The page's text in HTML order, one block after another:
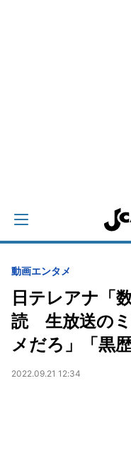
動画エンタメ
日テレアナ「
読 生放送の
メだろ」「黒
2022.09.21 12:34